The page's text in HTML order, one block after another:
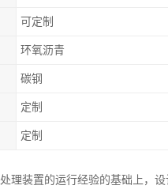
可定制
环氧沥青
碳钢
定制
定制
理装置的运行经验的基础上，设